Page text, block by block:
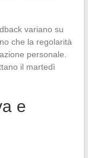
variano su
che la regolarità
personale.
il martedì
e